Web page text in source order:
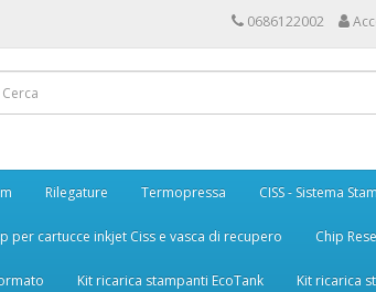
0686122002
Rilegature Termopressa CISS - Sistema
per cartucce inkjet Ciss e vasca di recupero Chip
Kit ricarica stampanti EcoTank Kit ricarica